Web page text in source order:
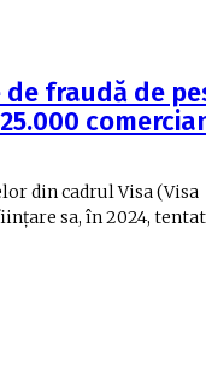
fraudă de
din cadrul Visa (Visa
sa, în 2024,